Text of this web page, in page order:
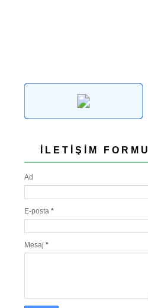
İLETIŞIM FORMU
Ad
E-posta *
Mesaj *